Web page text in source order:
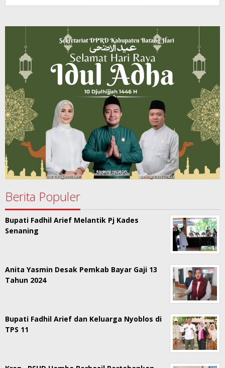
Berita Populer
Bupati Fadhil Arief Melantik Pj Kades
Senaning
Anita Yasmin Desak Pemkab Bayar Gaji 13
Tahun 2024
Bupati Fadhil Arief dan Keluarga Nyoblos di
TPS 11